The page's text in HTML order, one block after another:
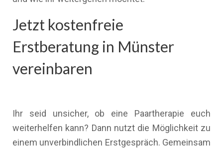
Jetzt kostenfreie
Erstberatung in Münster
vereinbaren
Ihr seid unsicher, ob eine Paartherapie euch
weiterhelfen kann? Dann nutzt die Möglichkeit zu
einem unverbindlichen Erstgespräch. Gemeinsam